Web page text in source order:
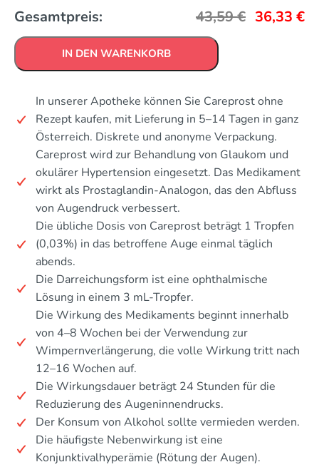
Gesamtpreis: 43,59€ 36,33 €
IN DEN WARENKORB
In unserer Apotheke können Sie Careprost ohne
Rezept kaufen, mit Lieferung in 5–14 Tagen in ganz
Österreich. Diskrete und anonyme Verpackung.
Careprost wird zur Behandlung von Glaukom und
okulärer Hypertension eingesetzt. Das Medikament
wirkt als Prostaglandin-Analogon, das den Abfluss
von Augendruck verbessert.
Die übliche Dosis von Careprost beträgt 1 Tropfen
(0,03%) in das betroffene Auge einmal täglich
abends.
Die Darreichungsform ist eine ophthalmische
Lösung in einem 3 mL-Tropfer.
Die Wirkung des Medikaments beginnt innerhalb
von 4–8 Wochen bei der Verwendung zur
Wimpernverlängerung, die volle Wirkung tritt nach
12–16 Wochen auf.
Die Wirkungsdauer beträgt 24 Stunden für die
Reduzierung des Augeninnendrucks.
Der Konsum von Alkohol sollte vermieden werden.
Die häufigste Nebenwirkung ist eine
Konjunktivalhyperämie (Rötung der Augen).